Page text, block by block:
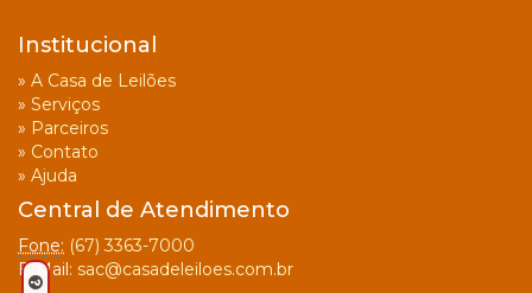
Institucional
» A Casa de Leilões
» Serviços
» Parceiros
» Contato
» Ajuda
Central de Atendimento
Fone: (67) 3363-7000
E-Mail: sac@casadeleiloes.com.br